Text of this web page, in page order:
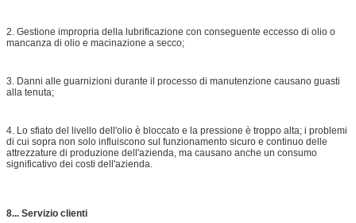
2. Gestione impropria della lubrificazione con conseguente eccesso di olio o
mancanza di olio e macinazione a secco;
3. Danni alle guarnizioni durante il processo di manutenzione causano guasti
alla tenuta;
4. Lo sfiato del livello dell'olio è bloccato e la pressione è troppo alta; i problemi
di cui sopra non solo influiscono sul funzionamento sicuro e continuo delle
attrezzature di produzione dell'azienda, ma causano anche un consumo
significativo dei costi dell'azienda.
8... Servizio clienti